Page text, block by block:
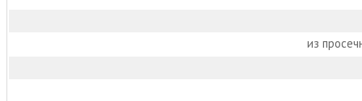
из